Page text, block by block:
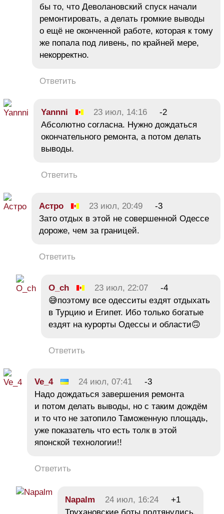
бы то, что Деволановский спуск начали
ремонтировать, а делать громкие выводы
о ещё не оконченной работе, которая к тому
же попала под ливень, по крайней мере,
некорректно.
Ответить
Yannni 23 июл, 14:16
-2
Абсолютно согласна. Нужно дождаться
окончательного ремонта, а потом делать
выводы.
Ответить
Астро 23 июл, 20:49
-3
Зато отдых в этой не совершенной Одессе
дороже, чем за границей.
Ответить
O_ch 23 июл, 22:07
-4
😅поэтому все одесситы ездят отдыхать
в Турцию и Египет. Ибо только богатые
ездят на курорты Одессы и области🙃
Ответить
Ve_4 24 июл, 07:41
-3
Надо дождаться завершения ремонта
и потом делать выводы, но с таким дождём
и то что не затопило Таможенную площадь,
уже показатель что есть толк в этой
японской технологии!!
Ответить
Napalm 24 июл, 16:24
+1